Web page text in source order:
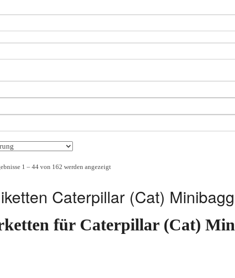
1 – 44 von 162 werden angezeigt
Caterpillar (Cat)
für Caterpillar (Cat)